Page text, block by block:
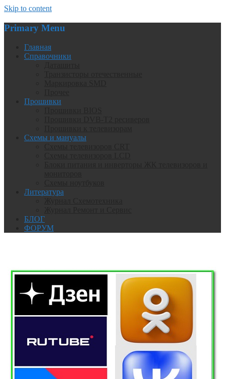
Skip to content
Primary Menu
Главная
Справочники
Прошивки
Схемы и мануалы
Литература
БЛОГ
ФОРУМ